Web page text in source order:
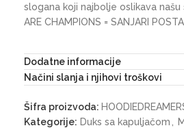
slogana koji najbolje oslikava našu
ARE CHAMPIONS = SANJARI
Dodatne informacije
Načini slanja i njihovi troškovi
Šifra proizvoda:
Kategorije: Duks sa kapuljačom